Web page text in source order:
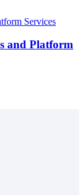
and Platform